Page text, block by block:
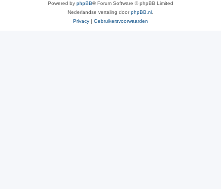
Powered by phpBB® Forum Software © phpBB Limited
Nederlandse vertaling doorphpBB.nl
Privacy | Gebruikersvoorwaarden